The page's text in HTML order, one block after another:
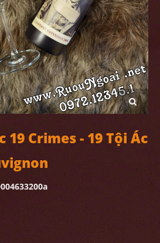
19 Crimes - 19 Tội Ác